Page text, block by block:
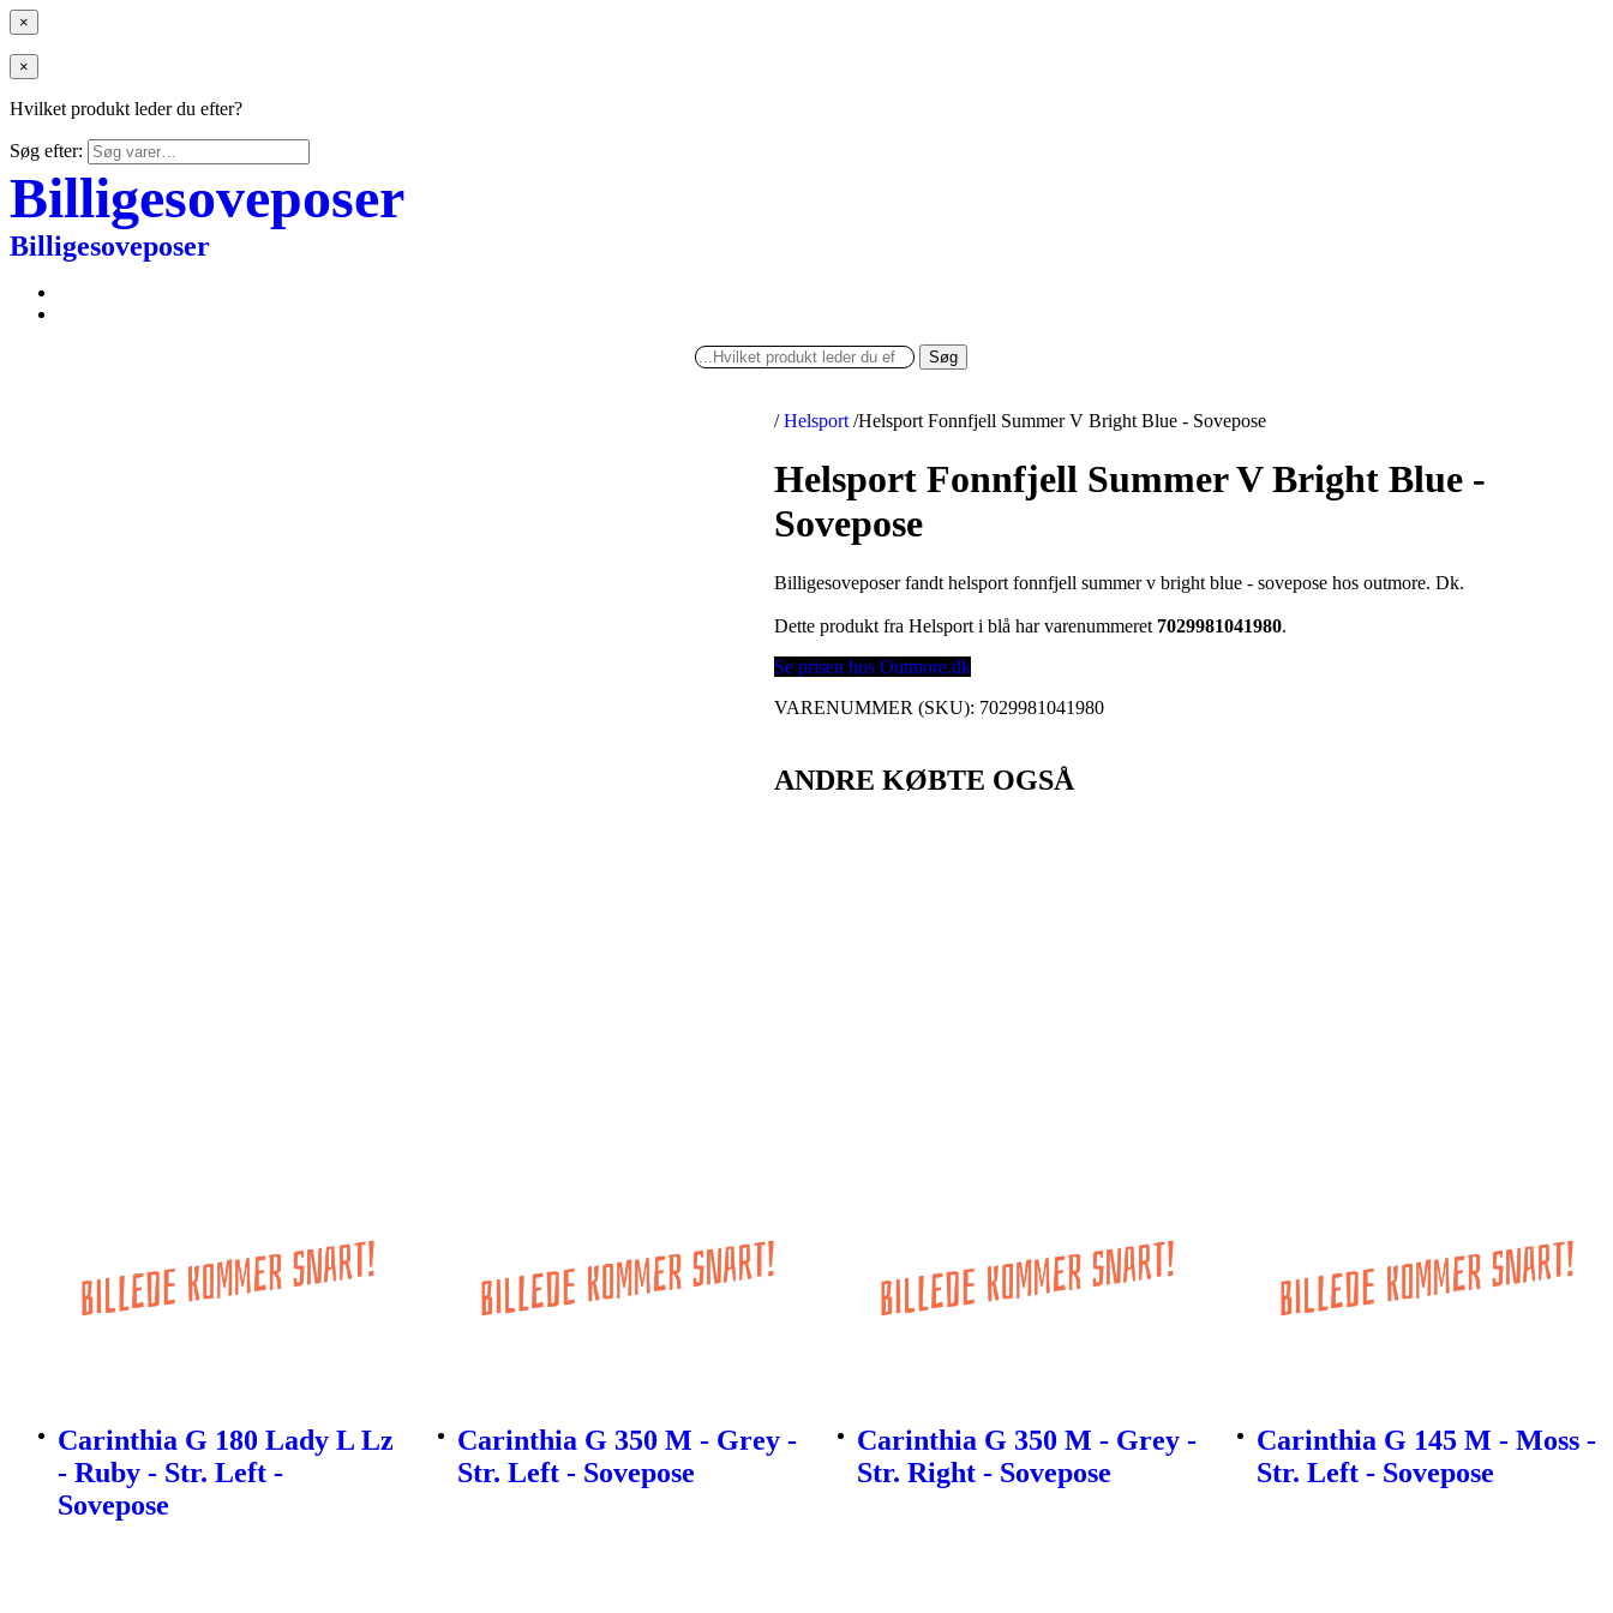
×
×
Hvilket produkt leder du efter?
Søg efter:
Billigesoveposer
Billigesoveposer
Søg
/ Helsport /Helsport Fonnfjell Summer V Bright Blue - Sovepose
Helsport Fonnfjell Summer V Bright Blue -
Sovepose
Billigesoveposer fandt helsport fonnfjell summer v bright blue - sovepose hos outmore. Dk.
Dette produkt fra Helsport i blå har varenummeret 7029981041980.
Se prisen hos Outmore.dk
VARENUMMER (SKU): 7029981041980
ANDRE KØBTE OGSÅ
Carinthia G 180 Lady L Lz
- Ruby - Str. Left -
Sovepose
Carinthia G 350 M - Grey -
Str. Left - Sovepose
Carinthia G 350 M - Grey -
Str. Right - Sovepose
Carinthia G 145 M - Moss -
Str. Left - Sovepose